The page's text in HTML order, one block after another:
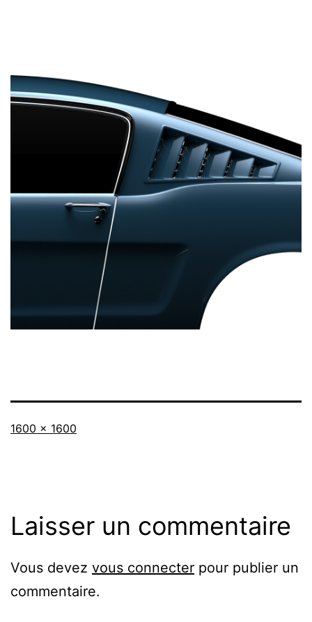
Taille
1600 × 1600
Laisser un commentaire
Vous devez vous connecter pour publier un
commentaire.